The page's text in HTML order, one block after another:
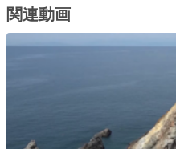
関連動画